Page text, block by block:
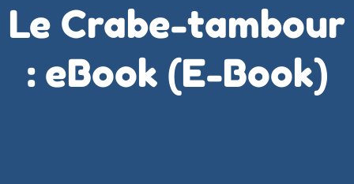
Le Crabe-tambour
: eBook (E-Book)